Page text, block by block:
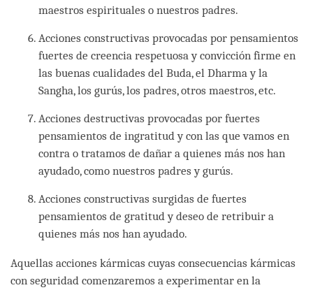
maestros espirituales o nuestros padres.
Acciones constructivas provocadas por pensamientos
fuertes de creencia respetuosa y convicción firme en
las buenas cualidades del Buda, el Dharma y la
Sangha, los gurús, los padres, otros maestros, etc.
Acciones destructivas provocadas por fuertes
pensamientos de ingratitud y con las que vamos en
contra o tratamos de dañar a quienes más nos han
ayudado, como nuestros padres y gurús.
Acciones constructivas surgidas de fuertes
pensamientos de gratitud y deseo de retribuir a
quienes más nos han ayudado.
Aquellas acciones kármicas cuyas consecuencias kármicas
con seguridad comenzaremos a experimentar en la